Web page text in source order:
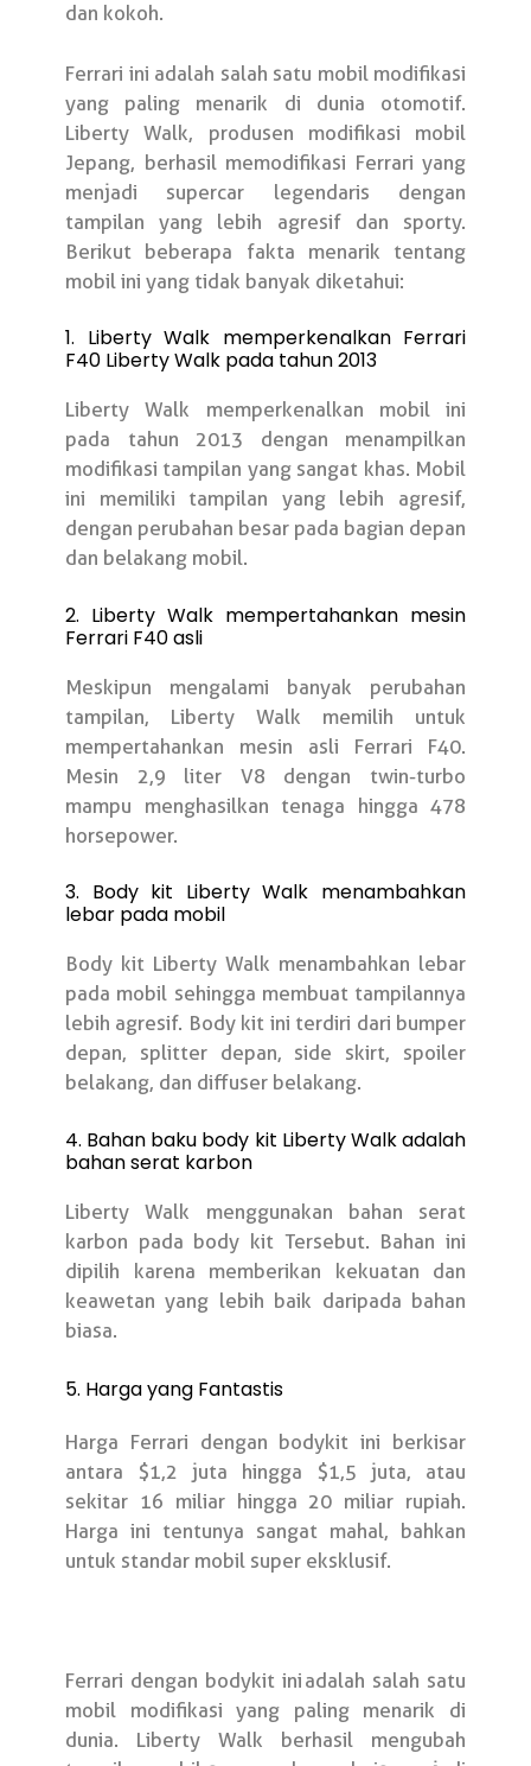
dan kokoh.
Ferrari ini adalah salah satu mobil modifikasi
yang paling menarik di dunia otomotif.
Liberty Walk, produsen modifikasi mobil
Jepang, berhasil memodifikasi Ferrari yang
menjadi supercar legendaris dengan
tampilan yang lebih agresif dan sporty.
Berikut beberapa fakta menarik tentang
mobil ini yang tidak banyak diketahui:
1. Liberty Walk memperkenalkan Ferrari
F40 Liberty Walk pada tahun 2013
Liberty Walk memperkenalkan mobil ini
pada tahun 2013 dengan menampilkan
modifikasi tampilan yang sangat khas. Mobil
ini memiliki tampilan yang lebih agresif,
dengan perubahan besar pada bagian depan
dan belakang mobil.
2. Liberty Walk mempertahankan mesin
Ferrari F40 asli
Meskipun mengalami banyak perubahan
tampilan, Liberty Walk memilih untuk
mempertahankan mesin asli Ferrari F40.
Mesin 2,9 liter V8 dengan twin-turbo
mampu menghasilkan tenaga hingga 478
horsepower.
3. Body kit Liberty Walk menambahkan
lebar pada mobil
Body kit Liberty Walk menambahkan lebar
pada mobil sehingga membuat tampilannya
lebih agresif. Body kit ini terdiri dari bumper
depan, splitter depan, side skirt, spoiler
belakang, dan diffuser belakang.
4. Bahan baku body kit Liberty Walk adalah
bahan serat karbon
Liberty Walk menggunakan bahan serat
karbon pada body kit Tersebut. Bahan ini
dipilih karena memberikan kekuatan dan
keawetan yang lebih baik daripada bahan
biasa.
5. Harga yang Fantastis
Harga Ferrari dengan bodykit ini berkisar
antara $1,2 juta hingga $1,5 juta, atau
sekitar 16 miliar hingga 20 miliar rupiah.
Harga ini tentunya sangat mahal, bahkan
untuk standar mobil super eksklusif.
Ferrari dengan bodykit ini adalah salah satu
mobil modifikasi yang paling menarik di
dunia. Liberty Walk berhasil mengubah